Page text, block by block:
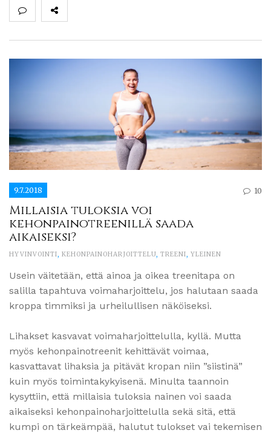
9.7.2018 10
Millaisia tuloksia voi
kehonpainotreenillä saada
aikaiseksi?
HYVINVOINTI KEHONPAINOHARJOITTELU TREENI YLEINEN
Usein väitetään, että ainoa ja oikea treenitapa on
salilla tapahtuva voimaharjoittelu, jos halutaan saada
kroppa timmiksi ja urheilullisen näköiseksi.
Lihakset kasvavat voimaharjoittelulla, kyllä. Mutta
myös kehonpainotreenit kehittävät voimaa,
kasvattavat lihaksia ja pitävät kropan niin ”siistinä”
kuin myös toimintakykyisenä. Minulta taannoin
kysyttiin, että millaisia tuloksia nainen voi saada
aikaiseksi kehonpainoharjoittelulla sekä sitä, että
kumpi on tärkeämpää, halutut tulokset vai tekemisen